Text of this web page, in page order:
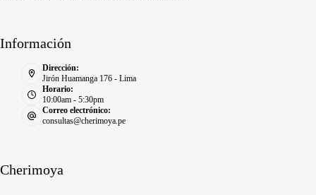
Información
Dirección:
Jirón Huamanga 176 - Lima
Horario:
10:00am - 5:30pm
Correo electrónico:
consultas@cherimoya.pe
Cherimoya